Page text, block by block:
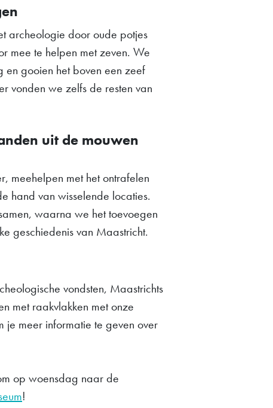
archeologie door oude potjes
mee te helpen met zeven. We
en gooien het boven een zeef
vonden we zelfs de resten van
uit de mouwen
meehelpen met het ontrafelen
hand van wisselende locaties.
waarna we het toevoegen
geschiedenis van Maastricht.
vondsten, Maastrichts
met raakvlakken met onze
je meer informatie te geven over
op woensdag naar de
!